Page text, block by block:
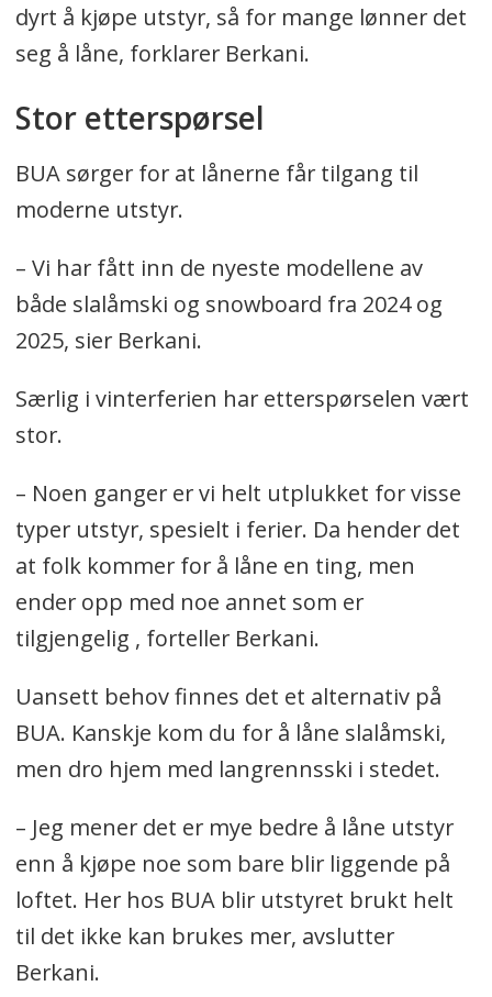
dyrt å kjøpe utstyr, så for mange lønner det
seg å låne, forklarer Berkani.
Stor etterspørsel
BUA sørger for at lånerne får tilgang til
moderne utstyr.
– Vi har fått inn de nyeste modellene av
både slalåmski og snowboard fra 2024 og
2025, sier Berkani.
Særlig i vinterferien har etterspørselen vært
stor.
– Noen ganger er vi helt utplukket for visse
typer utstyr, spesielt i ferier. Da hender det
at folk kommer for å låne en ting, men
ender opp med noe annet som er
tilgjengelig , forteller Berkani.
Uansett behov finnes det et alternativ på
BUA. Kanskje kom du for å låne slalåmski,
men dro hjem med langrennsski i stedet.
– Jeg mener det er mye bedre å låne utstyr
enn å kjøpe noe som bare blir liggende på
loftet. Her hos BUA blir utstyret brukt helt
til det ikke kan brukes mer, avslutter
Berkani.